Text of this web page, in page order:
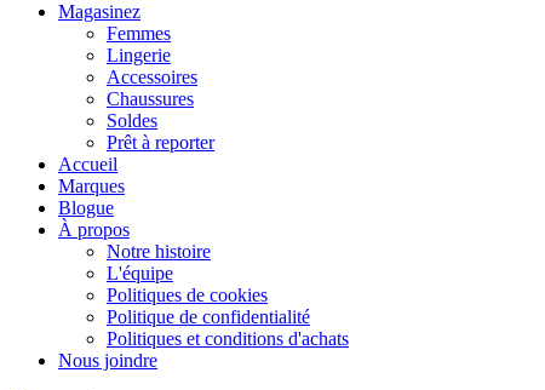
Magasinez
Femmes
Lingerie
Accessoires
Chaussures
Soldes
Prêt à reporter
Accueil
Marques
Blogue
À propos
Notre histoire
L'équipe
Politiques de cookies
Politique de confidentialité
Politiques et conditions d'achats
Nous joindre